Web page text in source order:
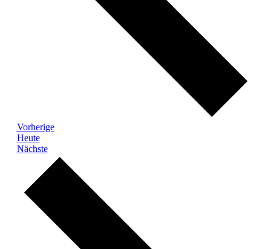
VorherigeVeranstaltungen
Heute
NächsteVeranstaltungen